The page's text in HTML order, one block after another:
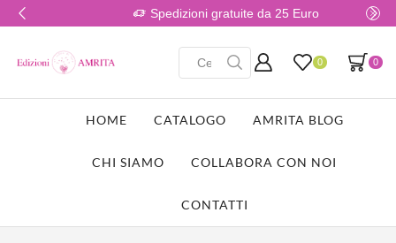
Spedizioni gratuite da 25 Euro
0 0
HOME CATALOGO AMRITA BLOG
CHI SIAMO COLLABORA CON NOI
CONTATTI